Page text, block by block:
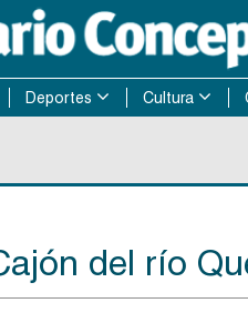
Deportes Cultura
del río